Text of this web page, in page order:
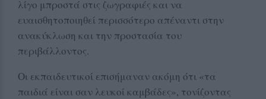
λίγο μπροστά στις ζωγραφιές και να
ευαισθητοποιηθεί περισσότερο απέναντι στην
ανακύκλωση και την προστασία του
περιβάλλοντος.
Οι εκπαιδευτικοί επισήμαναν ακόμη ότι «τα
παιδιά είναι σαν λευκοί καμβάδες», τονίζοντας